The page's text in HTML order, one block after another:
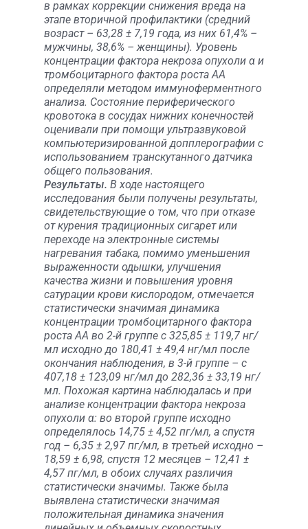
в рамках коррекции снижения вреда на
этапе вторичной профилактики (средний
возраст – 63,28 ± 7,19 года, из них 61,4% –
мужчины, 38,6% – женщины). Уровень
концентрации фактора некроза опухоли α и
тромбоцитарного фактора роста АА
определяли методом иммуноферментного
анализа. Состояние периферического
кровотока в сосудах нижних конечностей
оценивали при помощи ультразвуковой
компьютеризированной допплерографии с
использованием транскутанного датчика
общего пользования.
Результаты. В ходе настоящего
исследования были получены результаты,
свидетельствующие о том, что при отказе
от курения традиционных сигарет или
переходе на электронные системы
нагревания табака, помимо уменьшения
выраженности одышки, улучшения
качества жизни и повышения уровня
сатурации крови кислородом, отмечается
статистически значимая динамика
концентрации тромбоцитарного фактора
роста АА во 2-й группе с 325,85 ± 119,7 нг/
мл исходно до 180,41 ± 49,4 нг/мл после
окончания наблюдения, в 3-й группе – с
407,18 ± 123,09 нг/мл до 282,36 ± 33,19 нг/
мл. Похожая картина наблюдалась и при
анализе концентрации фактора некроза
опухоли α: во второй группе исходно
определялось 14,75 ± 4,52 пг/мл, а спустя
год – 6,35 ± 2,97 пг/мл, в третьей исходно –
18,59 ± 6,98, спустя 12 месяцев – 12,41 ±
4,57 пг/мл, в обоих случаях различия
статистически значимы. Также была
выявлена статистически значимая
положительная динамика значения